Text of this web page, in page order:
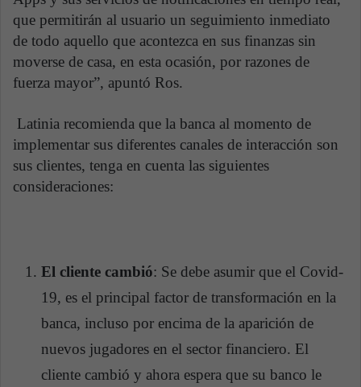
que permitirán al usuario un seguimiento inmediato
de todo aquello que acontezca en sus finanzas sin
moverse de casa, en esta ocasión, por razones de
fuerza mayor”, apuntó Ros.
Latinia recomienda que la banca al momento de
implementar sus diferentes canales de interacción son
sus clientes, tenga en cuenta las siguientes
consideraciones:
El cliente cambió: Se debe asumir que el Covid-
19, es el principal factor de transformación en la
banca, incluso por encima de la aparición de
nuevos jugadores en el sector financiero. El
cliente cambió y ahora espera que su banco le